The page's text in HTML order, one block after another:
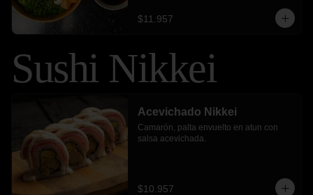
$11.957
Sushi Nikkei
Acevichado Nikkei
Camarón, palta envuelto en atun con
salsa acevichada.
$10.957